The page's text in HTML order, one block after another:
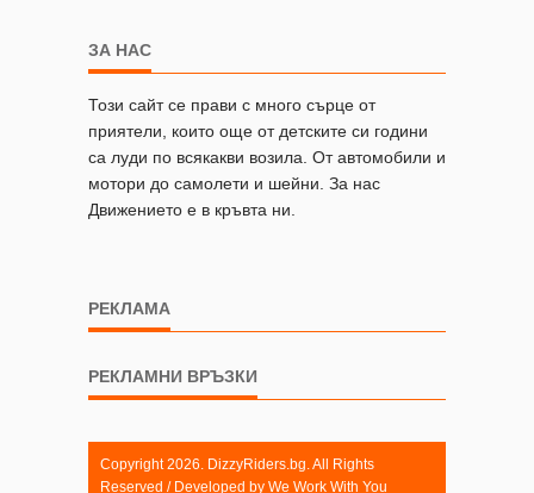
ЗА НАС
Този сайт се прави с много сърце от
приятели, които още от детските си години
са луди по всякакви возила. От автомобили и
мотори до самолети и шейни. За нас
Движението е в кръвта ни.
РЕКЛАМА
РЕКЛАМНИ ВРЪЗКИ
Copyright 2026. DizzyRiders.bg. All Rights
Reserved / Developed by We Work With You